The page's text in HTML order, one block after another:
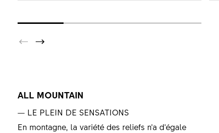
ALL MOUNTAIN
— LE PLEIN DE SENSATIONS
En montagne, la variété des reliefs n’a d’égale